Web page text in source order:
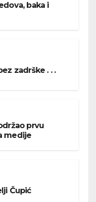
baka i
zadrške . . .
prvu
medije
Čupić